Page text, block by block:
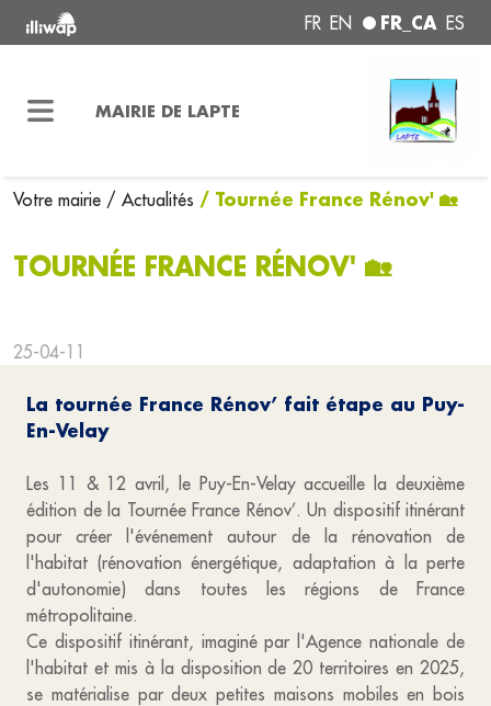
FR EN FR_CA ES
MAIRIE DE LAPTE
Votre mairie / Actualités / Tournée France Rénov' 🏡
TOURNÉE FRANCE RÉNOV' 🏡
25-04-11
La tournée France Rénov’ fait étape au Puy-
En-Velay
Les 11 & 12 avril, le Puy-En-Velay accueille la deuxième
édition de la Tournée France Rénov’. Un dispositif itinérant
pour créer l'événement autour de la rénovation de
l'habitat (rénovation énergétique, adaptation à la perte
d'autonomie) dans toutes les régions de France
métropolitaine.
Ce dispositif itinérant, imaginé par l'Agence nationale de
l'habitat et mis à la disposition de 20 territoires en 2025,
se matérialise par deux petites maisons mobiles en bois